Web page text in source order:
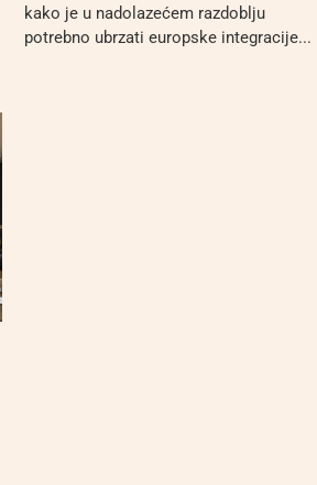
kako je u nadolazećem razdoblju
potrebno ubrzati europske integracije...